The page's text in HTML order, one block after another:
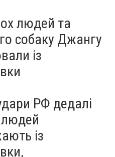
людей та
собаку Джангу
із
РФ дедалі
із